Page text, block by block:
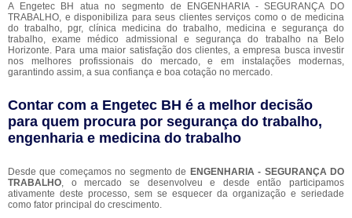
A Engetec BH atua no segmento de ENGENHARIA - SEGURANÇA DO
TRABALHO, e disponibiliza para seus clientes serviços como o de medicina
do trabalho, pgr, clínica medicina do trabalho, medicina e segurança do
trabalho, exame médico admissional e segurança do trabalho na Belo
Horizonte. Para uma maior satisfação dos clientes, a empresa busca investir
nos melhores profissionais do mercado, e em instalações modernas,
garantindo assim, a sua confiança e boa cotação no mercado.
Contar com a Engetec BH é a melhor decisão
para quem procura por segurança do trabalho,
engenharia e medicina do trabalho
Desde que começamos no segmento de ENGENHARIA - SEGURANÇA DO
TRABALHO, o mercado se desenvolveu e desde então participamos
ativamente deste processo, sem se esquecer da organização e seriedade
como fator principal do crescimento.